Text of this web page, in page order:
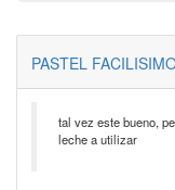
PASTEL
tal vez este bueno,
leche a utilizar